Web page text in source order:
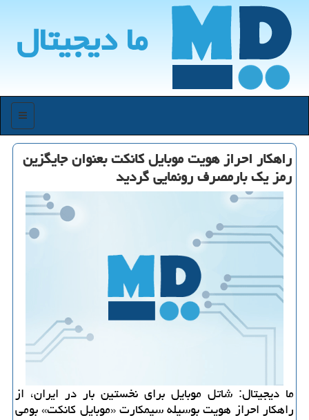
ما دیجیتال
منو
راهكار احراز هویت موبایل كانكت بعنوان جایگزین
رمز یك بارمصرف رونمایی گردید
ما دیجیتال: شاتل موبایل برای نخستین بار در ایران، از
راهکار احراز هویت بوسیله سیمکارت «موبایل کانکت» بومی